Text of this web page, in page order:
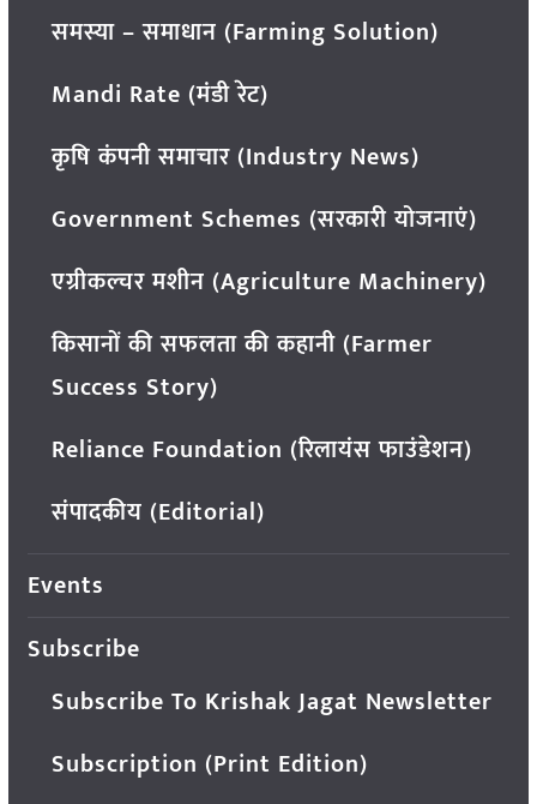
समस्या – समाधान (Farming Solution)
Mandi Rate (मंडी रेट)
कृषि कंपनी समाचार (Industry News)
Government Schemes (सरकारी योजनाएं)
एग्रीकल्चर मशीन (Agriculture Machinery)
किसानों की सफलता की कहानी (Farmer
Success Story)
Reliance Foundation (रिलायंस फाउंडेशन)
संपादकीय (Editorial)
Events
Subscribe
Subscribe To Krishak Jagat Newsletter
Subscription (Print Edition)